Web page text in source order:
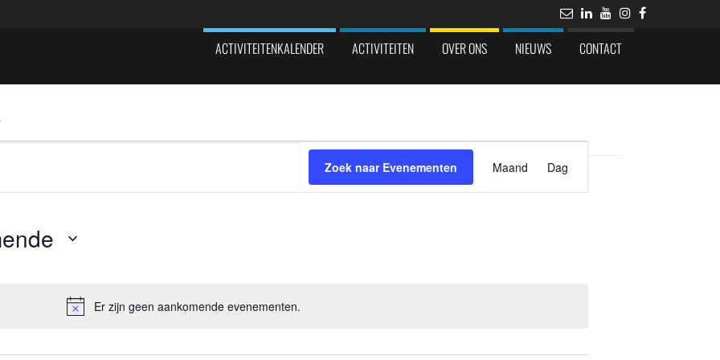
ACTIVITEITENKALENDER ACTIVITEITEN OVER ONS NIEUWS CONTACT
Bericht
Er zijn geen aankomende evenementen.
Zoek naar Evenementen
Evenement
weergaven
navigatie
Maand Dag